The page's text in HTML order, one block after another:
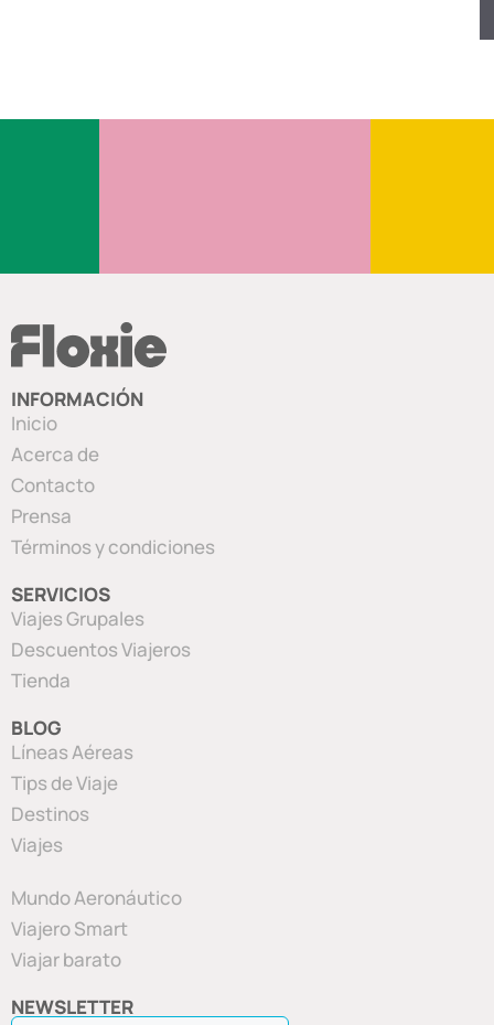
INFORMACIÓN
Inicio
Acerca de
Contacto
Prensa
Términos y condiciones
SERVICIOS
Viajes Grupales
Descuentos Viajeros
Tienda
BLOG
Líneas Aéreas
Tips de Viaje
Destinos
Viajes
Mundo Aeronáutico
Viajero Smart
Viajar barato
NEWSLETTER